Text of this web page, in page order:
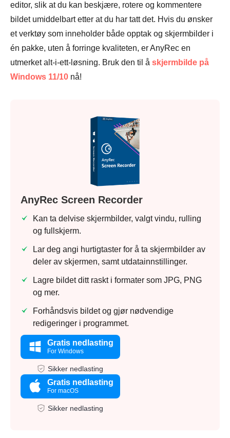
editor, slik at du kan beskjære, rotere og kommentere
bildet umiddelbart etter at du har tatt det. Hvis du ønsker
et verktøy som inneholder både opptak og skjermbilder i
én pakke, uten å forringe kvaliteten, er AnyRec en
utmerket alt-i-ett-løsning. Bruk den til å skjermbilde på
Windows 11/10 nå!
AnyRec Screen Recorder
Kan ta delvise skjermbilder, valgt vindu, rulling
og fullskjerm.
Lar deg angi hurtigtaster for å ta skjermbilder av
deler av skjermen, samt utdatainnstillinger.
Lagre bildet ditt raskt i formater som JPG, PNG
og mer.
Forhåndsvis bildet og gjør nødvendige
redigeringer i programmet.
Gratis nedlasting
For Windows
Sikker nedlasting
Gratis nedlasting
For macOS
Sikker nedlasting